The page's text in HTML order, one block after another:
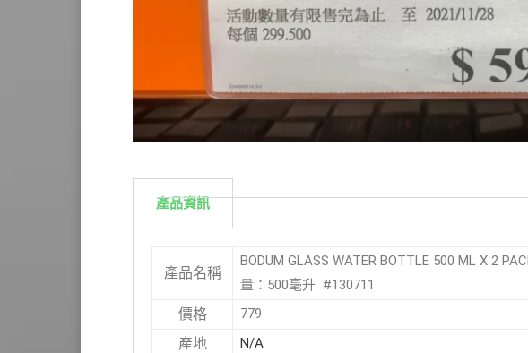
產品資訊
產品名稱
BODUM GLASS WATER BOTTLE 500 ML X 2
量：500毫升 #130711
價格 779
產地 N/A